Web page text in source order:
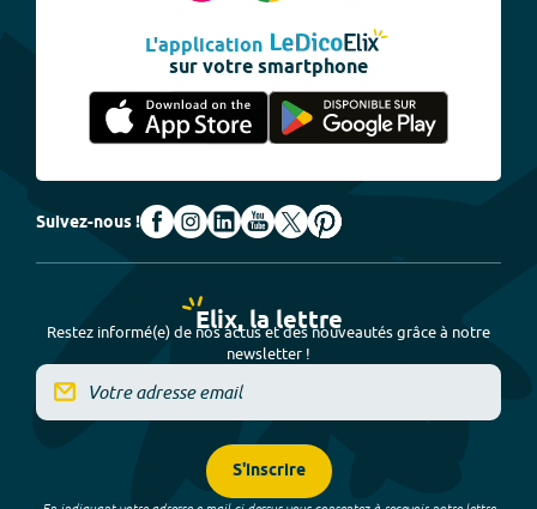
L'application
sur votre smartphone
Suivez-nous !
Elix, la lettre
Restez informé(e) de nos actus et des nouveautés grâce à notre
newsletter !
S'inscrire